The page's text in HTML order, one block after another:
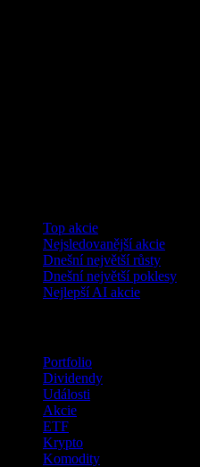
Top akcie
Nejsledovanější akcie
Dnešní největší růsty
Dnešní největší poklesy
Nejlepší AI akcie
Portfolio
Dividendy
Události
Akcie
ETF
Krypto
Komodity